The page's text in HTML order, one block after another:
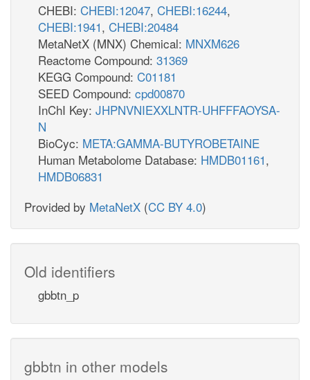
CHEBI: CHEBI:12047, CHEBI:16244,
CHEBI:1941, CHEBI:20484
MetaNetX (MNX) Chemical: MNXM626
Reactome Compound: 31369
KEGG Compound: C01181
SEED Compound: cpd00870
InChI Key: JHPNVNIEXXLNTR-UHFFFAOYSA-
N
BioCyc: META:GAMMA-BUTYROBETAINE
Human Metabolome Database: HMDB01161,
HMDB06831
Provided by MetaNetX (CC BY 4.0)
Old identifiers
gbbtn_p
gbbtn in other models